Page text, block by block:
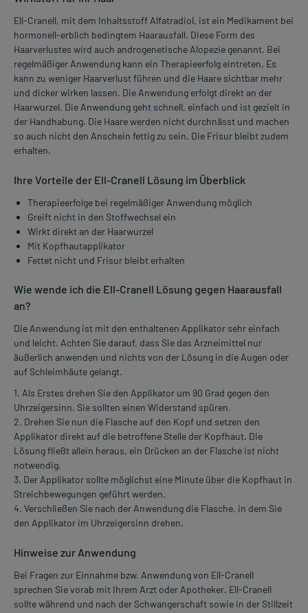
Ell-Cranell, mit dem Inhaltsstoff Alfatradiol, ist ein Medikament bei
hormonell-erblich bedingtem Haarausfall. Diese Form des
Haarverlustes wird auch androgenetische Alopezie genannt. Bei
regelmäßiger Anwendung kann ein Therapieerfolg eintreten. Es
kann zu weniger Haarverlust führen und die Haare sichtbar mehr
und dicker wirken lassen. Die Anwendung erfolgt direkt an der
Haarwurzel. Die Anwendung geht schnell, einfach und ist gezielt in
der Handhabung. Die Haare werden nicht durchnässt und machen
so auch nicht den Anschein fettig zu sein. Die Frisur bleibt zudem
erhalten.
Ihre Vorteile der Ell-Cranell Lösung im Überblick
Therapieerfolge bei regelmäßiger Anwendung möglich
Greift nicht in den Stoffwechsel ein
Wirkt direkt an der Haarwurzel
Mit Kopfhautapplikator
Fettet nicht und Frisur bleibt erhalten
Wie wende ich die Ell-Cranell Lösung gegen Haarausfall
an?
Die Anwendung ist mit den enthaltenen Applikator sehr einfach
und leicht. Achten Sie darauf, dass Sie das Arzneimittel nur
äußerlich anwenden und nichts von der Lösung in die Augen oder
auf Schleimhäute gelangt.
1. Als Erstes drehen Sie den Applikator um 90 Grad gegen den
Uhrzeigersinn. Sie sollten einen Widerstand spüren.
2. Drehen Sie nun die Flasche auf den Kopf und setzen den
Applikator direkt auf die betroffene Stelle der Kopfhaut. Die
Lösung fließt allein heraus, ein Drücken an der Flasche ist nicht
notwendig.
3. Der Applikator sollte möglichst eine Minute über die Kopfhaut in
Streichbewegungen geführt werden.
4. Verschließen Sie nach der Anwendung die Flasche, in dem Sie
den Applikator im Uhrzeigersinn drehen.
Hinweise zur Anwendung
Bei Fragen zur Einnahme bzw. Anwendung von Ell-Cranell
sprechen Sie vorab mit Ihrem Arzt oder Apotheker. Ell-Cranell
sollte während und nach der Schwangerschaft sowie in der Stillzeit